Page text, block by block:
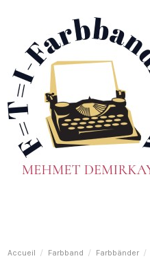
Accueil Farbband Farbbänder